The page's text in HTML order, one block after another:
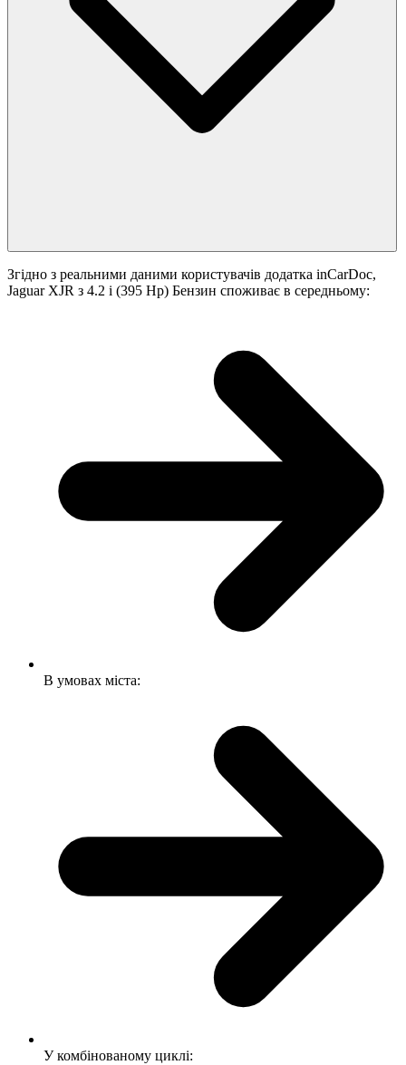
Згідно з реальними даними користувачів додатка inCarDoc,
Jaguar XJR з 4.2 i (395 Hp) Бензин споживає в середньому:
В умовах міста:
У комбінованому циклі: